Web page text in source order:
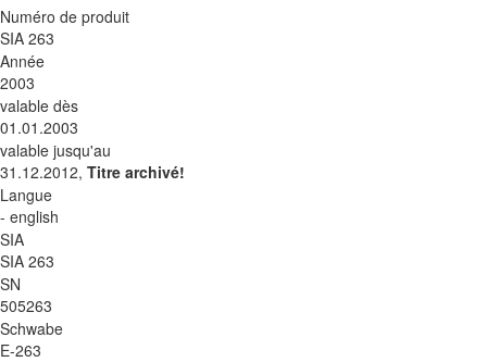
Numéro de produit
SIA 263
Année
2003
valable dès
01.01.2003
valable jusqu'au
31.12.2012, Titre archivé!
Langue
- english
SIA
SIA 263
SN
505263
Schwabe
E-263